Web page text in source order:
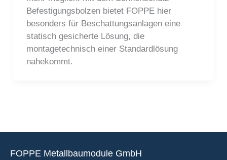
Befestigungsbolzen bietet FOPPE hier
besonders für Beschattungsanlagen eine
statisch gesicherte Lösung, die
montagetechnisch einer Standardlösung
nahekommt.
FOPPE Metallbaumodule GmbH